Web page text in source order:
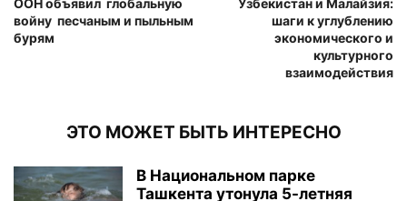
ООН объявил глобальную
войну песчаным и пыльным
бурям
Узбекистан и Малайзия:
шаги к углублению
экономического и
культурного
взаимодействия
ЭТО МОЖЕТ БЫТЬ ИНТЕРЕСНО
В Национальном парке
Ташкента утонула 5-летняя